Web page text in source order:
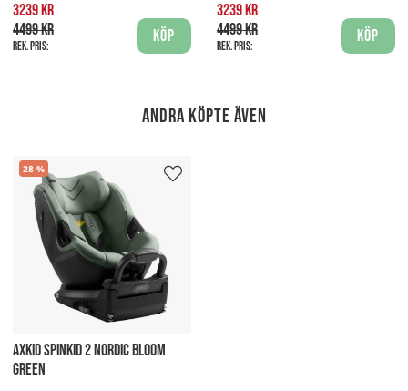
3239 kr
4499 kr
Rek. pris:
Köp
3239 kr
4499 kr
Rek. pris:
Köp
Andra köpte även
28
AXKID SPINKID 2 NORDIC BLOOM
GREEN